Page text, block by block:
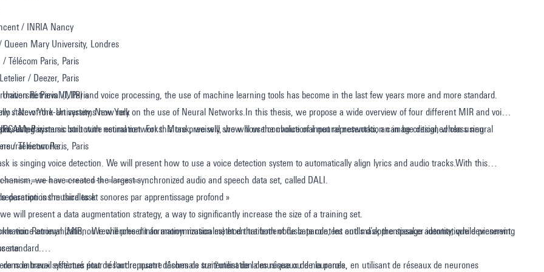
/ INRIA Nancy
Queen Mary University, Londres
Télécom Paris, Paris
/ Deezer, Paris
Paris VI, Paris
/ New York University, New York
Paris
/ Télécom Paris, Paris
Retrieval (MIR) and voice processing, the use of machine learning tools has become in the last few years more and more standard.
state-of-the-art systems now rely on the use of Neural Networks.In this thesis, we propose a wide overview of four different MIR and voice
built with neural networks. More precisely, we will use convolutional neural networks, an image designed class neural
is music structure estimation. For this task, we will show how the choice of input representation can be critical, when using
networks.
is singing voice detection. We will present how to use a voice detection system to automatically align lyrics and audio tracks.With this
we have created the largest synchronized audio and speech data set, called DALI.
is the third task.
will present a data augmentation strategy, a way to significantly increase the size of a training set.
voice anonymization. We will present an anonymization method that both obfuscate content and mask the speaker identity, while preserving
=-=-=-=-=-=-=-=-=-=-=-=-=-=-=-=-
descriptions musicales et sonores par apprentissage profond »
Retrieval (MIR, ou recherche d'information musicales) et en traitement de la parole, les outils d’apprentissage automatique deviennent
standard.
de nombreux systèmes état de l'art reposent désormais sur l'utilisation des réseaux de neurones.
le travail effectué pour résoudre quatre tâches de traitement de la musique ou de la parole, en utilisant de réseaux de neurones